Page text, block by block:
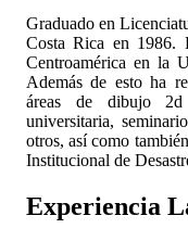
Graduado en
Costa Rica en 1986.
Centroamérica en la
Además de esto ha
áreas de dibujo
universitaria,
otros, así como
Institucional de
Experiencia